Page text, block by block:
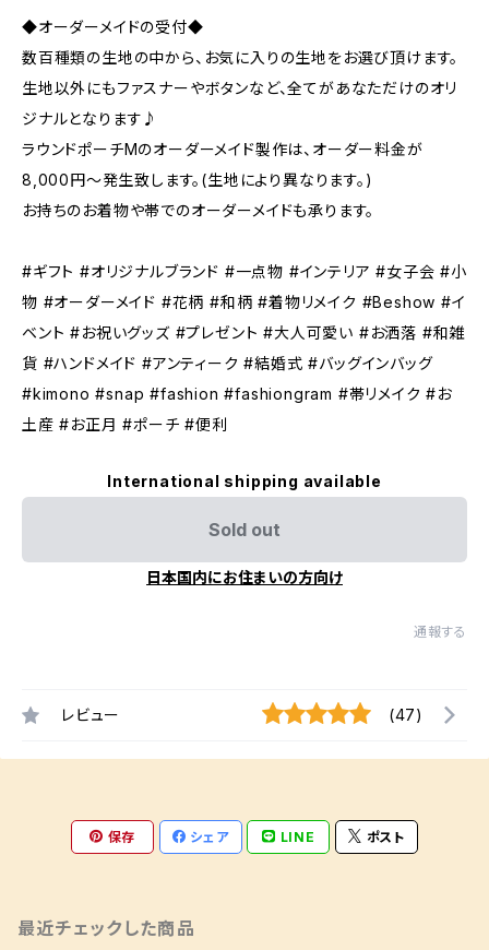
◆オーダーメイドの受付◆
数百種類の生地の中から、お気に入りの生地をお選び頂けます。
生地以外にもファスナーやボタンなど、全てがあなただけのオリ
ジナルとなります♪
ラウンドポーチMのオーダーメイド製作は、オーダー料金が
8,000円～発生致します。(生地により異なります。)
お持ちのお着物や帯でのオーダーメイドも承ります。
#ギフト #オリジナルブランド #一点物 #インテリア #女子会 #小
物 #オーダーメイド #花柄 #和柄 #着物リメイク #Beshow #イ
ベント #お祝いグッズ #プレゼント #大人可愛い #お洒落 #和雑
貨 #ハンドメイド #アンティーク #結婚式 #バッグインバッグ
#kimono #snap #fashion #fashiongram #帯リメイク #お
土産 #お正月 #ポーチ #便利
International shipping available
Sold out
日本国内にお住まいの方向け
通報する
レビュー (47)
保存 シェア LINE ポスト
最近チェックした商品